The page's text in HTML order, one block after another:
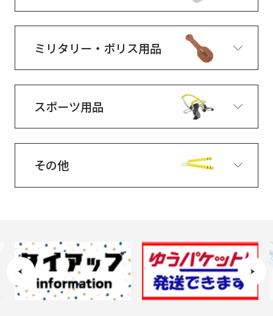
ミリタリー・ポリス用品
スポーツ用品
その他